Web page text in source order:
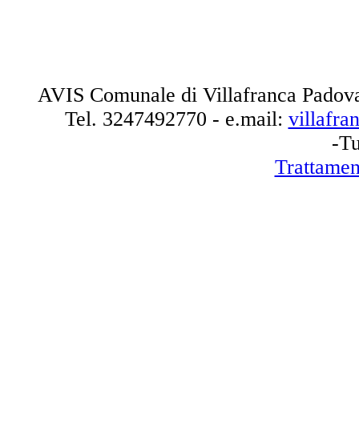
AVIS Comunale di Villafranca
Tel. 3247492770 - e.mail:
-